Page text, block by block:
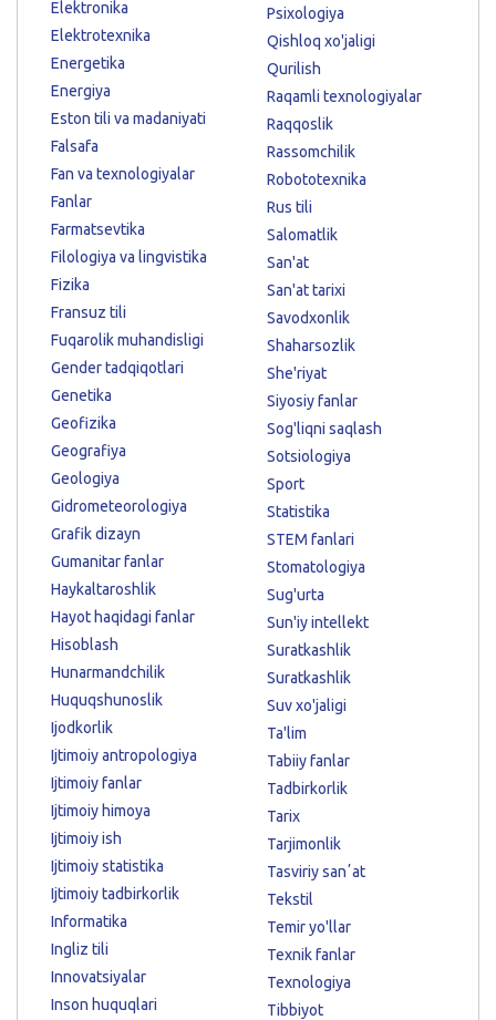
Elektronika
Elektrotexnika
Energetika
Energiya
Eston tili va madaniyati
Falsafa
Fan va texnologiyalar
Fanlar
Farmatsevtika
Filologiya va lingvistika
Fizika
Fransuz tili
Fuqarolik muhandisligi
Gender tadqiqotlari
Genetika
Geofizika
Geografiya
Geologiya
Gidrometeorologiya
Grafik dizayn
Gumanitar fanlar
Haykaltaroshlik
Hayot haqidagi fanlar
Hisoblash
Hunarmandchilik
Huquqshunoslik
Ijodkorlik
Ijtimoiy antropologiya
Ijtimoiy fanlar
Ijtimoiy himoya
Ijtimoiy ish
Ijtimoiy statistika
Ijtimoiy tadbirkorlik
Informatika
Ingliz tili
Innovatsiyalar
Inson huquqlari
Psixologiya
Qishloq xo'jaligi
Qurilish
Raqamli texnologiyalar
Raqqoslik
Rassomchilik
Robototexnika
Rus tili
Salomatlik
San'at
San'at tarixi
Savodxonlik
Shaharsozlik
She'riyat
Siyosiy fanlar
Sog'liqni saqlash
Sotsiologiya
Sport
Statistika
STEM fanlari
Stomatologiya
Sug'urta
Sun'iy intellekt
Suratkashlik
Suratkashlik
Suv xo'jaligi
Ta'lim
Tabiiy fanlar
Tadbirkorlik
Tarix
Tarjimonlik
Tasviriy sanʼat
Tekstil
Temir yo'llar
Texnik fanlar
Texnologiya
Tibbiyot